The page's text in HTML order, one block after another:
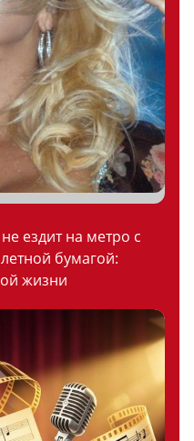
ездит на метро с
бумагой:
жизни